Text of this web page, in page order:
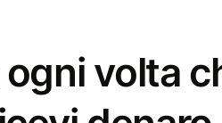
volta